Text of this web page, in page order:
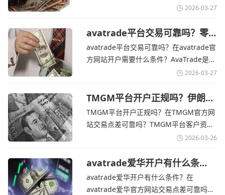
全球主流的MT4/MT5平台，同时提供功能
险管理工具。通过TMGM官网交易资讯了
解，金价周四回落，受​美元走强和油价上
涨，使通胀担忧保持不变‌对加息的持续预
2026-03-27
avatrade平台交易可靠吗？零
售企业称中东地区冲突正推高成
本avatrade官网
avatrade平台交易可靠吗？在avatrade官
方网站开户需要什么条件？‌‌‌AvaTrade是一
个在交易优势和可靠性两方面都非常均衡
在学习和探索中成长的新手交易者。通过
avatrade官网交易资讯了解，零售企业警
告称，中东地区的冲突正在推高成本，如
2026-03-27
TMGM平台开户正规吗？伊朗仍
拒绝与美国直接谈判-TMGM官
网
TMGM平台开户正规吗？在TMGM官方网
站交易点差可靠吗？‌‌‌TMGM平台客户资金
存放在澳大利亚国民银行等顶级银行的独
TMGM官网交易资讯了解，伊朗外交部长
表示，尽管德黑兰高级官员正在审查美国
结束战争的提议
2026-03-26
avatrade爱华开户有什么条
件？亚洲市场交易喜忧参半-
avatrade爱华官网
avatrade爱华开户有什么条件？在
avatrade爱华官方网站交易点差可靠吗？‌‌‌